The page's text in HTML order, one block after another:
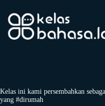
Kelas ini kami persembahkan
yang #dirumah